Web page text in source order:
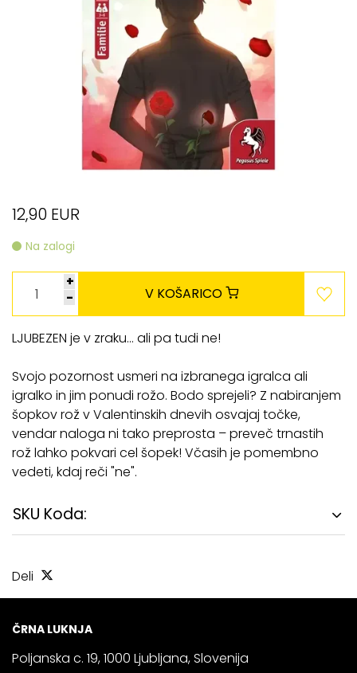
12,90 EUR
Na zalogi
+
-
V KOŠARICO
LJUBEZEN je v zraku... ali pa tudi ne!
Svojo pozornost usmeri na izbranega igralca ali
igralko in jim ponudi rožo. Bodo sprejeli? Z nabiranjem
šopkov rož v Valentinskih dnevih osvajaj točke,
vendar naloga ni tako preprosta – preveč trnastih
rož lahko pokvari cel šopek! Včasih je pomembno
vedeti, kdaj reči "ne".
SKU Koda:
Deli
ČRNA LUKNJA
Poljanska c. 19, 1000 Ljubljana, Slovenija